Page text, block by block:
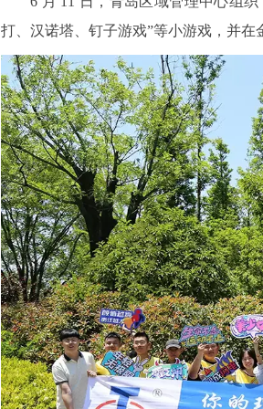
打、汉诺塔、钉子游戏”等小游戏，并